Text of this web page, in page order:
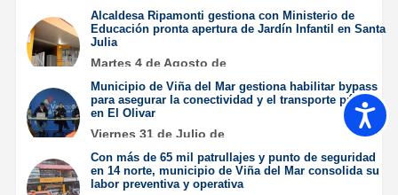
Alcaldesa Ripamonti gestiona con Ministerio de
Educación pronta apertura de Jardín Infantil en Santa
Julia
Martes 4 de Agosto de
Municipio de Viña del Mar gestiona habilitar bypass
para asegurar la conectividad y el transporte público
en El Olivar
Viernes 31 de Julio de
Con más de 65 mil patrullajes y punto de seguridad
en 14 norte, municipio de Viña del Mar consolida su
labor preventiva y operativa